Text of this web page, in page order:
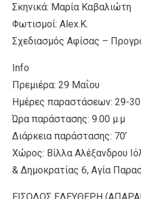
Σκηνικά: Μαρία Καβαλιώτη
Φωτισμοί: Alex.K.
Σχεδιασμός Αφίσας –
Info
Πρεμιέρα: 29 Μαΐου
Ημέρες παραστάσεων: 29-
Ώρα παράστασης: 9.00 μ.μ
Διάρκεια παράστασης: 70’
Χώρος: Βίλλα Αλέξανδρου
& Δημοκρατίας 6, Αγία
ΕΙΣΟΔΟΣ ΕΛΕΥΘΕΡΗ